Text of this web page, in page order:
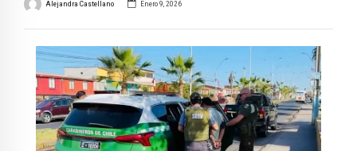
Alejandra Castellano Enero 9, 2026